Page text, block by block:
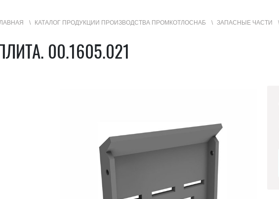
ГЕОГРАФИЯ ПРОДАЖ
КАТАЛОГ ПРОДУКЦИИ ПРОИЗВОДСТВА ПРОМКОТЛОСНАБ ЗАПАСНЫЕ ЧАСТИ
00.1605.021